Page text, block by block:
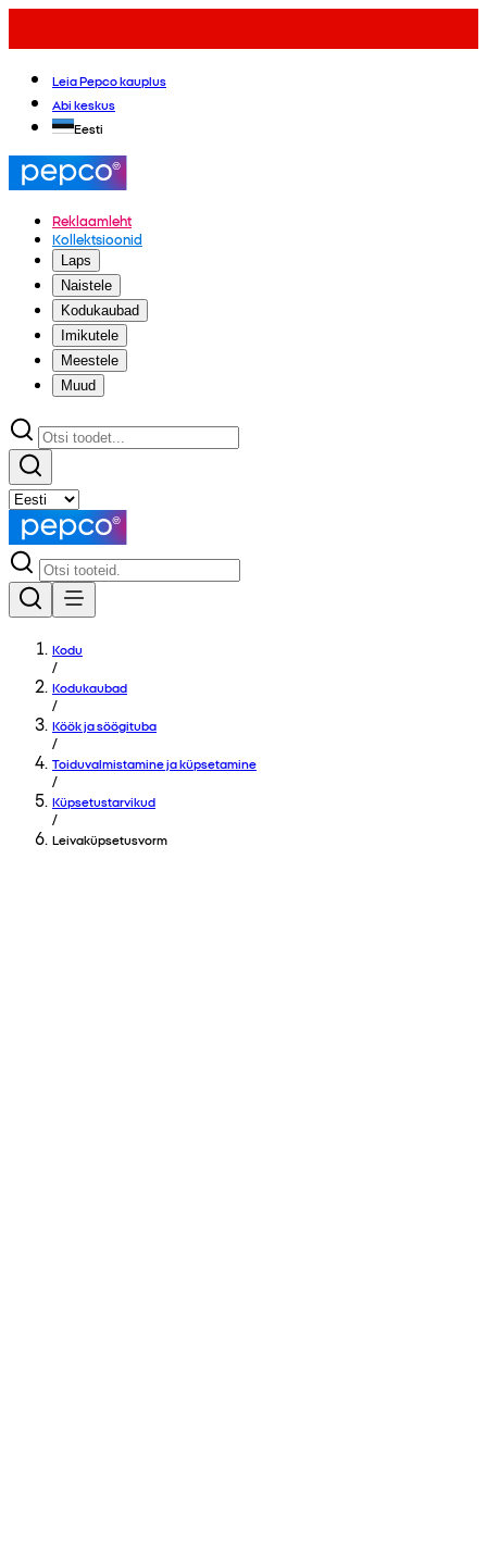
Leia Pepco kauplus
Abi keskus
Eesti
Reklaamleht
Kollektsioonid
Laps
Naistele
Kodukaubad
Imikutele
Meestele
Muud
Kodu
/
Kodukaubad
/
Köök ja söögituba
/
Toiduvalmistamine ja küpsetamine
/
Küpsetustarvikud
/
Leivaküpsetusvorm